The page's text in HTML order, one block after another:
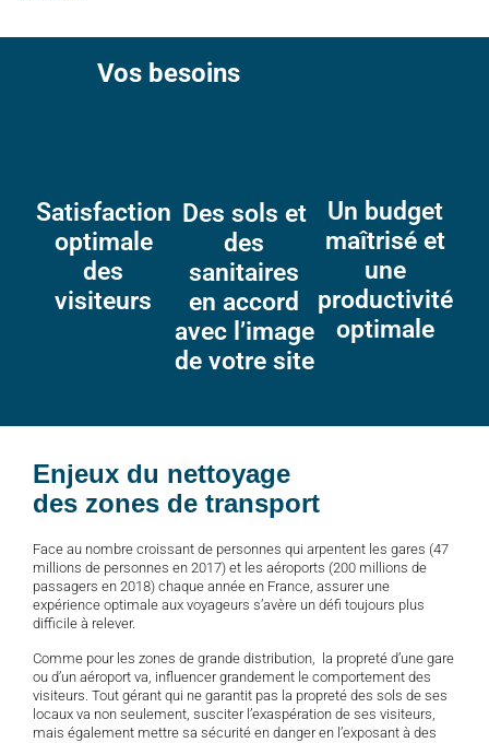
Vos besoins
Satisfaction
optimale
des
visiteurs
Des sols et
des
sanitaires
en accord
avec l’image
de votre site
Un budget
maîtrisé et
une
productivité
optimale
Enjeux du nettoyage
des zones de transport
Face au nombre croissant de personnes qui arpentent les gares (47
millions de personnes en 2017) et les aéroports (200 millions de
passagers en 2018) chaque année en France, assurer une
expérience optimale aux voyageurs s’avère un défi toujours plus
difficile à relever.
Comme pour les zones de grande distribution, la propreté d’une gare
ou d’un aéroport va, influencer grandement le comportement des
visiteurs. Tout gérant qui ne garantit pas la propreté des sols de ses
locaux va non seulement, susciter l’exaspération de ses visiteurs,
mais également mettre sa sécurité en danger en l’exposant à des